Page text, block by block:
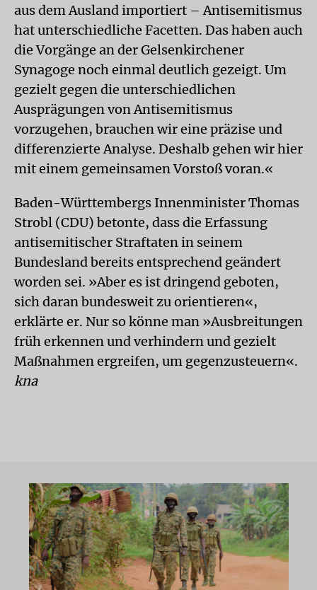
aus dem Ausland importiert – Antisemitismus
hat unterschiedliche Facetten. Das haben auch
die Vorgänge an der Gelsenkirchener
Synagoge noch einmal deutlich gezeigt. Um
gezielt gegen die unterschiedlichen
Ausprägungen von Antisemitismus
vorzugehen, brauchen wir eine präzise und
differenzierte Analyse. Deshalb gehen wir hier
mit einem gemeinsamen Vorstoß voran.«
Baden-Württembergs Innenminister Thomas
Strobl (CDU) betonte, dass die Erfassung
antisemitischer Straftaten in seinem
Bundesland bereits entsprechend geändert
worden sei. »Aber es ist dringend geboten,
sich daran bundesweit zu orientieren«,
erklärte er. Nur so könne man »Ausbreitungen
früh erkennen und verhindern und gezielt
Maßnahmen ergreifen, um gegenzusteuern«.
kna